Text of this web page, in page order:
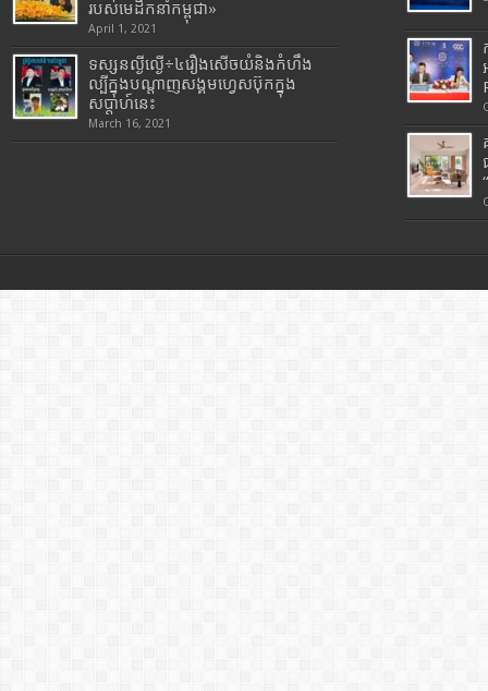
របស់មេដឹកនាំកម្ពុជា»
April 1, 2021
ទស្សនល្ងីល្ងើ÷៤រឿងសើចយំនិងកំហឹង
ល្បីក្នុងបណ្តាញសង្គមហ្វេសប៊ុកក្នុង
សប្តាហ៍នេះ
March 16, 2021